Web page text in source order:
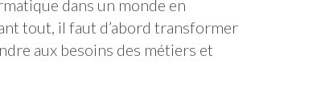
dans un monde en
tout, il faut d’abord transformer
aux besoins des métiers et